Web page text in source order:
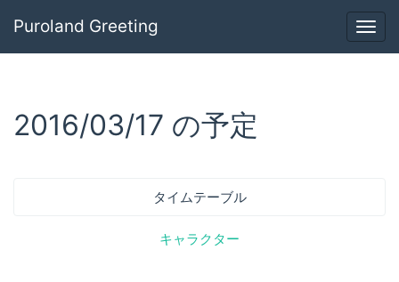
Puroland Greeting
2016/03/17 の予定
タイムテーブル
キャラクター